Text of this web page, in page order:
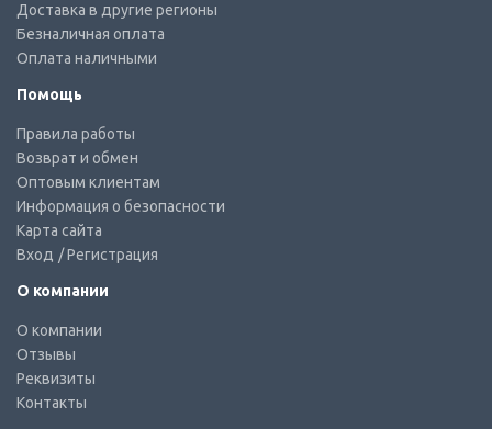
Доставка в другие регионы
Безналичная оплата
Оплата наличными
Помощь
Правила работы
Возврат и обмен
Оптовым клиентам
Информация о безопасности
Карта сайта
Вход / Регистрация
О компании
О компании
Отзывы
Реквизиты
Контакты